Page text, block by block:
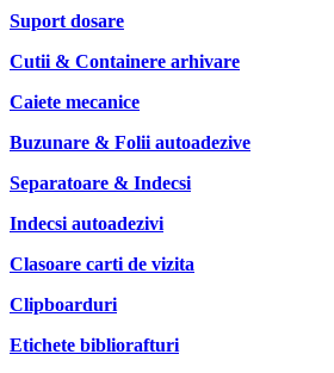
Suport dosare
Cutii & Containere arhivare
Caiete mecanice
Buzunare & Folii autoadezive
Separatoare & Indecsi
Indecsi autoadezivi
Clasoare carti de vizita
Clipboarduri
Etichete bibliorafturi